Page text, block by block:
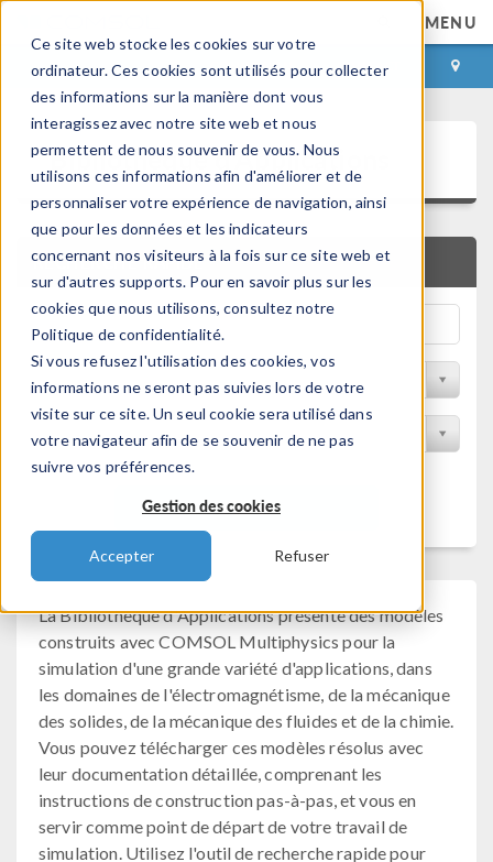
Ce site web stocke les cookies sur votre
ordinateur. Ces cookies sont utilisés pour collecter
des informations sur la manière dont vous
interagissez avec notre site web et nous
permettent de nous souvenir de vous. Nous
utilisons ces informations afin d'améliorer et de
personnaliser votre expérience de navigation, ainsi
que pour les données et les indicateurs
concernant nos visiteurs à la fois sur ce site web et
sur d'autres supports. Pour en savoir plus sur les
cookies que nous utilisons, consultez notre
Politique de confidentialité.
Si vous refusez l'utilisation des cookies, vos
informations ne seront pas suivies lors de votre
visite sur ce site. Un seul cookie sera utilisé dans
votre navigateur afin de se souvenir de ne pas
suivre vos préférences.
Gestion des cookies
Accepter Refuser
MENU
CONNEXION CONTACT
Bibliothèque d'Applications
RECHERCHE RAPIDE
Trier par Discipline
Filtrer par produit
Filtrer
La Bibliothèque d'Applications présente des modèles
construits avec COMSOL Multiphysics pour la
simulation d'une grande variété d'applications, dans
les domaines de l'électromagnétisme, de la mécanique
des solides, de la mécanique des fluides et de la chimie.
Vous pouvez télécharger ces modèles résolus avec
leur documentation détaillée, comprenant les
instructions de construction pas-à-pas, et vous en
servir comme point de départ de votre travail de
simulation. Utilisez l'outil de recherche rapide pour